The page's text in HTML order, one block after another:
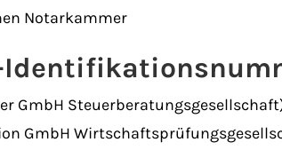
Notarkammer
GmbH
GmbH